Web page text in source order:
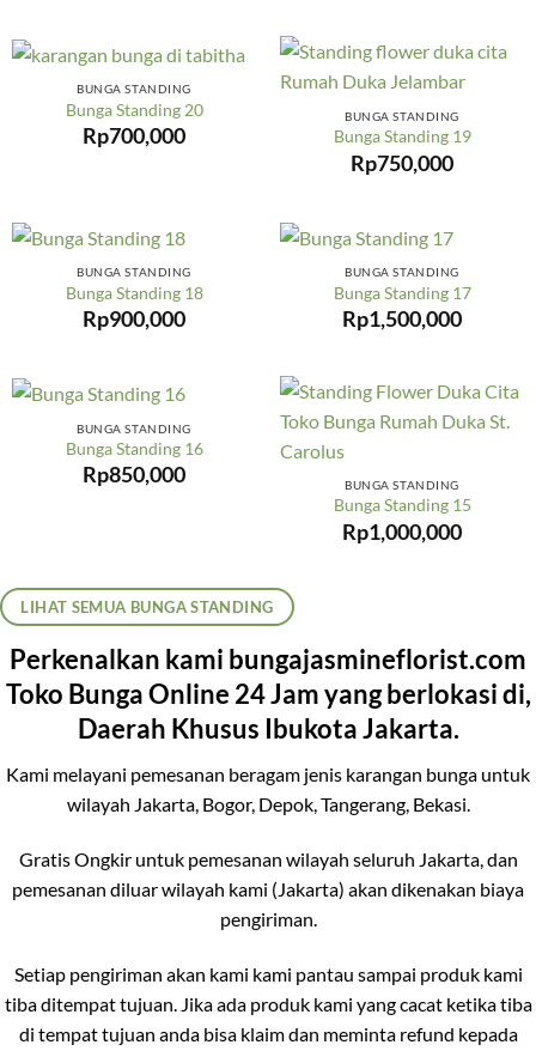
BUNGA STANDING
Bunga Standing 20
Rp700,000
BUNGA STANDING
Bunga Standing 19
Rp750,000
BUNGA STANDING
Bunga Standing 18
Rp900,000
BUNGA STANDING
Bunga Standing 17
Rp1,500,000
BUNGA STANDING
Bunga Standing 16
Rp850,000 BUNGA STANDING
Bunga Standing 15
Rp1,000,000
LIHAT SEMUA BUNGA STANDING
Perkenalkan kami bungajasmineflorist.com
Toko Bunga Online 24 Jam yang berlokasi di,
Daerah Khusus Ibukota Jakarta.
Kami melayani pemesanan beragam jenis karangan bunga untuk
wilayah Jakarta, Bogor, Depok, Tangerang, Bekasi.
Gratis Ongkir untuk pemesanan wilayah seluruh Jakarta, dan
pemesanan diluar wilayah kami (Jakarta) akan dikenakan biaya
pengiriman.
Setiap pengiriman akan kami kami pantau sampai produk kami
tiba ditempat tujuan. Jika ada produk kami yang cacat ketika tiba
di tempat tujuan anda bisa klaim dan meminta refund kepada